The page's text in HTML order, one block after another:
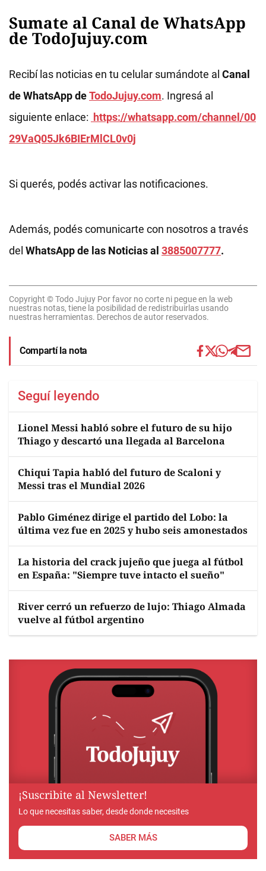
Sumate al Canal de WhatsApp
de TodoJujuy.com
Recibí las noticias en tu celular sumándote al Canal
de WhatsApp deTodoJujuy.com. Ingresá al
siguiente enlace: https://whatsapp.com/channel/00
29VaQ05Jk6BIErMlCL0v0j
Si querés, podés activar las notificaciones.
Además, podés comunicarte con nosotros a través
del WhatsApp de las Noticias al 3885007777.
Copyright © Todo Jujuy Por favor no corte ni pegue en la web
nuestras notas, tiene la posibilidad de redistribuirlas usando
nuestras herramientas. Derechos de autor reservados.
Compartí la nota
Seguí leyendo
Lionel Messi habló sobre el futuro de su hijo
Thiago y descartó una llegada al Barcelona
Chiqui Tapia habló del futuro de Scaloni y
Messi tras el Mundial 2026
Pablo Giménez dirige el partido del Lobo: la
última vez fue en 2025 y hubo seis amonestados
La historia del crack jujeño que juega al fútbol
en España: "Siempre tuve intacto el sueño"
River cerró un refuerzo de lujo: Thiago Almada
vuelve al fútbol argentino
¡Suscribite al Newsletter!
Lo que necesitas saber, desde donde necesites
SABER MÁS